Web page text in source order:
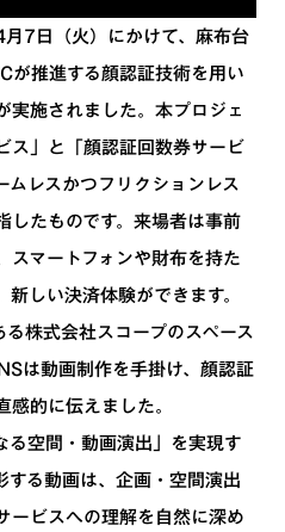
7日（火）にかけて、麻布台
が推進する顔認証技術を用い
実施されました。本プロジェ
ス」と「顔認証回数券サービ
ムレスかつフリクションレス
したものです。来場者は事前
スマートフォンや財布を持た
しい決済体験ができます。
株式会社スコープのスペース
は動画制作を手掛け、顔認証
感的に伝えました。
る空間・動画演出」を実現す
する動画は、企画・空間演出
ービスへの理解を自然に深め